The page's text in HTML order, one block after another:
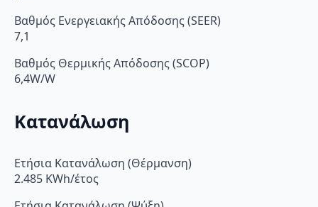
Βαθμός Ενεργειακής Απόδοσης (SEER)
7,1
Βαθμός Θερμικής Απόδοσης (SCOP)
6,4W/W
Κατανάλωση
Ετήσια Κατανάλωση (Θέρμανση)
2.485 KWh/έτος